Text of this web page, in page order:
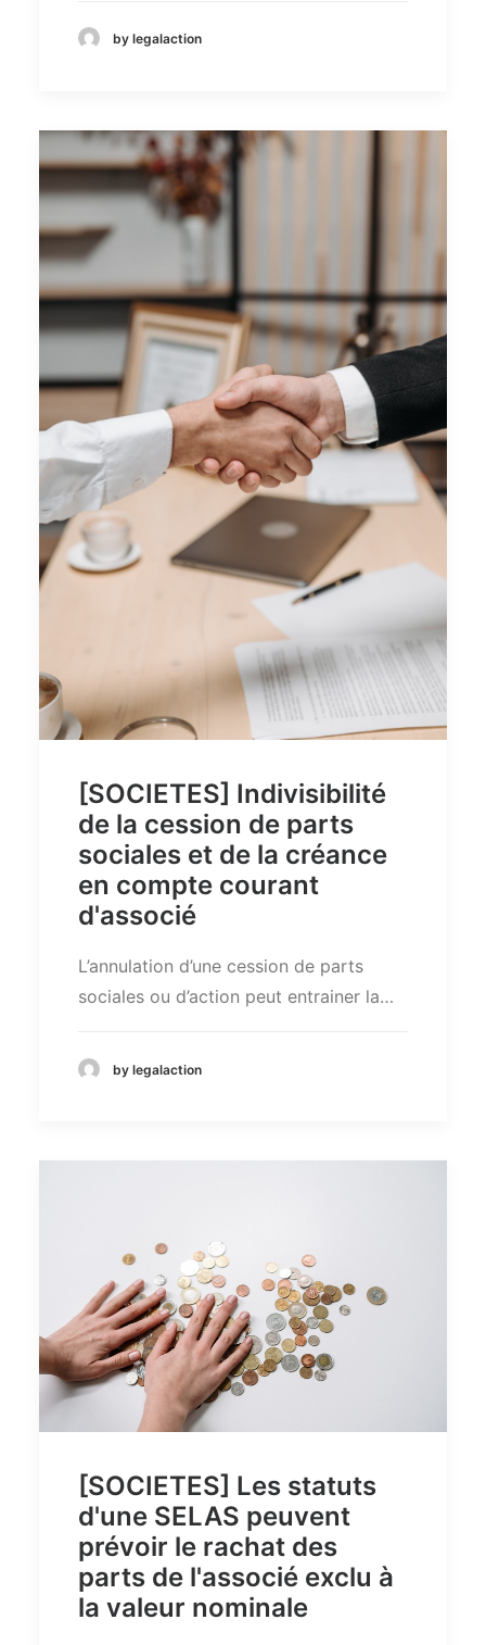
by legalaction
[SOCIETES] Indivisibilité
de la cession de parts
sociales et de la créance
en compte courant
d'associé
L’annulation d’une cession de parts
sociales ou d’action peut entrainer la…
by legalaction
[SOCIETES] Les statuts
d'une SELAS peuvent
prévoir le rachat des
parts de l'associé exclu à
la valeur nominale